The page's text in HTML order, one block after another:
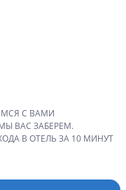
С ВАМИ
ВАС ЗАБЕРЕМ.
В ОТЕЛЬ ЗА 10 МИНУТ